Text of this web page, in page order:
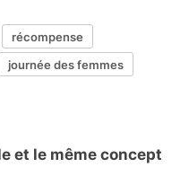
récompense
journée des femmes
et le même concept